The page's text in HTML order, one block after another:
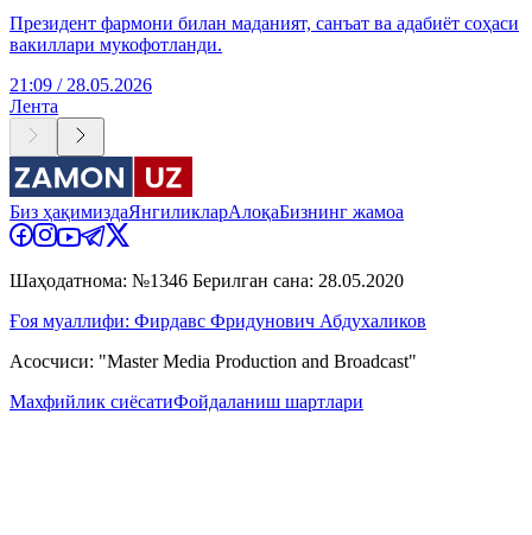
Президент фармони билан маданият, санъат ва адабиёт соҳаси
вакиллари мукофотланди.
21:09 / 28.05.2026
Лента
Биз ҳақимиздаЯнгиликларАлоқаБизнинг жамоа
Шаҳодатнома: №1346 Берилган сана: 28.05.2020
Ғоя муаллифи: Фирдавс Фридунович Абдухаликов
Асосчиси: "Master Media Production and Broadcast"
Махфийлик сиёсатиФойдаланиш шартлари